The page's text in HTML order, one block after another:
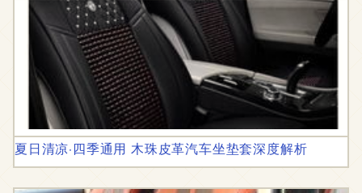
夏日清凉·四季通用 木珠皮革汽车坐垫套深度解析